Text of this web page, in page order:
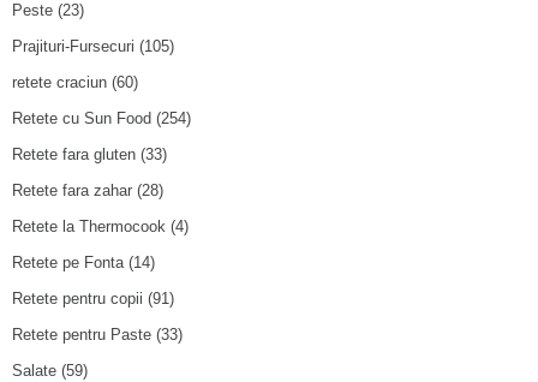
Peste (23)
Prajituri-Fursecuri (105)
retete craciun (60)
Retete cu Sun Food (254)
Retete fara gluten (33)
Retete fara zahar (28)
Retete la Thermocook (4)
Retete pe Fonta(14)
Retete pentru copii (91)
Retete pentru Paste (33)
Salate (59)